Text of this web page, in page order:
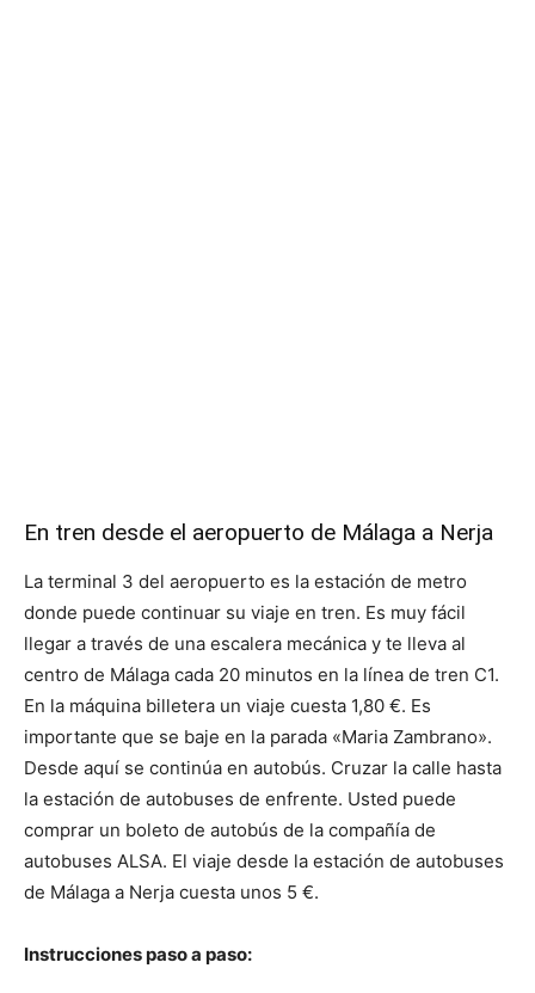
En tren desde el aeropuerto de Málaga a Nerja
La terminal 3 del aeropuerto es la estación de metro
donde puede continuar su viaje en tren. Es muy fácil
llegar a través de una escalera mecánica y te lleva al
centro de Málaga cada 20 minutos en la línea de tren C1.
En la máquina billetera un viaje cuesta 1,80 €. Es
importante que se baje en la parada «Maria Zambrano».
Desde aquí se continúa en autobús. Cruzar la calle hasta
la estación de autobuses de enfrente. Usted puede
comprar un boleto de autobús de la compañía de
autobuses ALSA. El viaje desde la estación de autobuses
de Málaga a Nerja cuesta unos 5 €.
Instrucciones paso a paso: